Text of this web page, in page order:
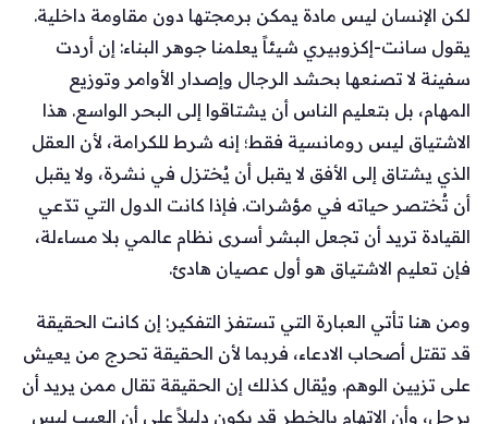
لكن الإنسان ليس مادة يمكن برمجتها دون مقاومة داخلية.
يقول سانت-إكزوبيري شيئاً يعلمنا جوهر البناء: إن أردت
سفينة لا تصنعها بحشد الرجال وإصدار الأوامر وتوزيع
المهام، بل بتعليم الناس أن يشتاقوا إلى البحر الواسع. هذا
الاشتياق ليس رومانسية فقط؛ إنه شرط للكرامة، لأن العقل
الذي يشتاق إلى الأفق لا يقبل أن يُختزل في نشرة، ولا يقبل
أن تُختصر حياته في مؤشرات. فإذا كانت الدول التي تدّعي
القيادة تريد أن تجعل البشر أسرى نظام عالمي بلا مساءلة،
فإن تعليم الاشتياق هو أول عصيان هادئ.
ومن هنا تأتي العبارة التي تستفز التفكير: إن كانت الحقيقة
قد تقتل أصحاب الادعاء، فربما لأن الحقيقة تحرج من يعيش
على تزيين الوهم. ويُقال كذلك إن الحقيقة تقال ممن يريد أن
يرحل، وأن الاتهام بالخطر قد يكون دليلاً على أن العيب ليس